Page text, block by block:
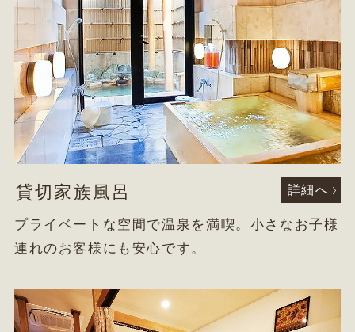
貸切家族風呂 詳細へ
プライベートな空間で温泉を満喫。小さなお子様
連れのお客様にも安心です。